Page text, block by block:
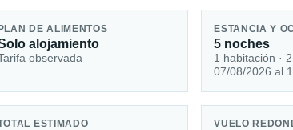
PLAN DE ALIMENTOS
alojamiento
observada
ESTANCIA Y
5 noches
1 habitación ·
07/08/2026 al
ESTIMADO VUELO